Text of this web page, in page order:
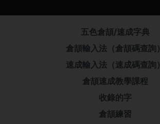
五色倉頡/速成字典
倉頡輸入法（倉頡碼查詢）
速成輸入法（速成碼查詢）
倉頡速成教學課程
收錄的字
倉頡練習